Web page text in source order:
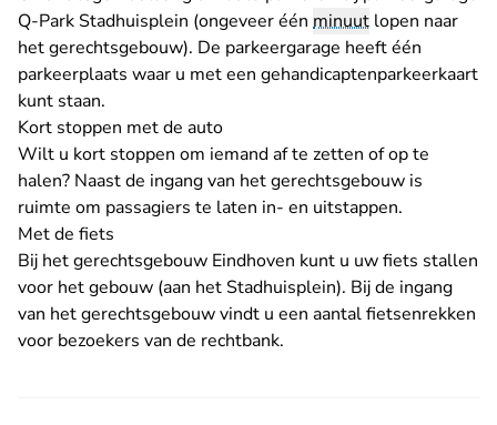
Q-Park Stadhuisplein - U verlaat Rechtspraak.nl
(ongeveer één minuut lopen naar
het gerechtsgebouw). De parkeergarage heeft één
parkeerplaats waar u met een gehandicaptenparkeerkaart
kunt staan.
Kort stoppen met de auto
Wilt u kort stoppen om iemand af te zetten of op te
halen? Naast de ingang van het gerechtsgebouw is
ruimte om passagiers te laten in- en uitstappen.
Met de fiets
Bij het gerechtsgebouw Eindhoven kunt u uw fiets stallen
voor het gebouw (aan het Stadhuisplein). Bij de ingang
van het gerechtsgebouw vindt u een aantal fietsenrekken
voor bezoekers van de rechtbank.